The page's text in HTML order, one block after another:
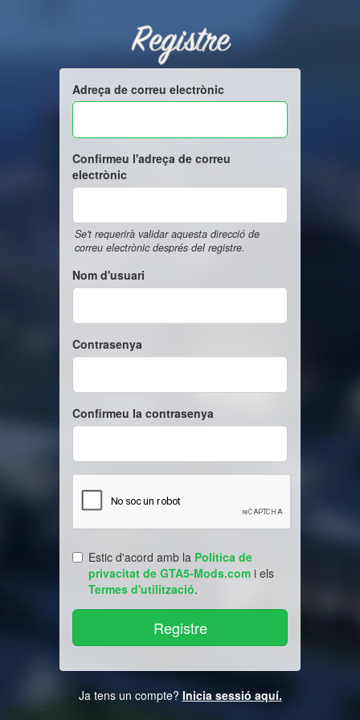
Registre
Adreça de correu electrònic
Confirmeu l'adreça de correu
electrònic
Se't requerirà validar aquesta direcció de
correu electrònic després del registre.
Nom d'usuari
Contrasenya
Confirmeu la contrasenya
Estic d'acord amb la Politica de
privacitat de GTA5-Mods.com i els
Termes d'utilització.
Ja tens un compte? Inicia sessió aquí.